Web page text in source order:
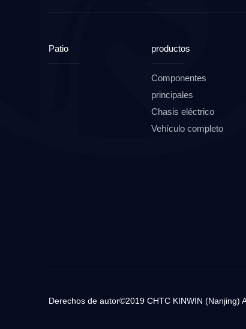
Patio productos
Componentes
principales
Chasis eléctrico
Vehículo completo
Derechos de autor©2019 CHTC KINWIN (Nanjing)